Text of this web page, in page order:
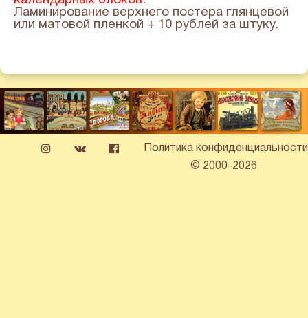
Ламинирование верхнего постера глянцевой
или матовой пленкой + 10 рублей за штуку.
Политика конфиденциальности
© 2000-2026